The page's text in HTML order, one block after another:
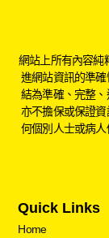
網站上所有內容純
進網站資訊的準
結為準確、完整
亦不擔保或保證
何個別人士或病
Quick Links
Home